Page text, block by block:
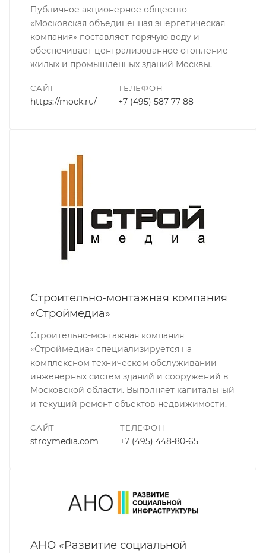
Публичное акционерное общество
«Московская объединенная энергетическая
компания» поставляет горячую воду и
обеспечивает централизованное отопление
жилых и промышленных зданий Москвы.
САЙТ
https://moek.ru/
ТЕЛЕФОН
+7 (495) 587-77-88
Строительно-монтажная компания
«Строймедиа»
Строительно-монтажная компания
«Строймедиа» специализируется на
комплексном техническом обслуживании
инженерных систем зданий и сооружений в
Московской области. Выполняет капитальный
и текущий ремонт объектов недвижимости.
САЙТ
stroymedia.com
ТЕЛЕФОН
+7 (495) 448-80-65
АНО «Развитие социальной